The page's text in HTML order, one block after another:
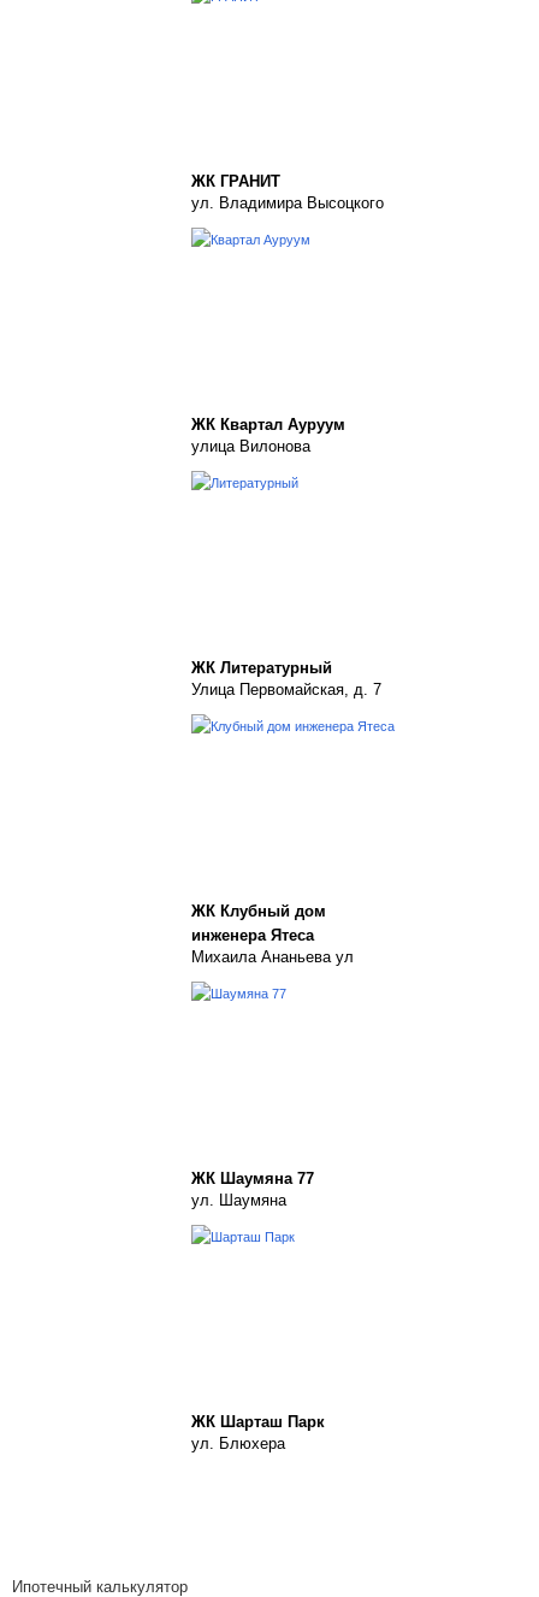
ЖК ГРАНИТ
ул. Владимира Высоцкого
ЖК Квартал Ауруум
улица Вилонова
ЖК Литературный
Улица Первомайская, д. 7
ЖК Клубный дом
инженера Ятеса
Михаила Ананьева ул
ЖК Шаумяна 77
ул. Шаумяна
ЖК Шарташ Парк
ул. Блюхера
Ипотечный калькулятор